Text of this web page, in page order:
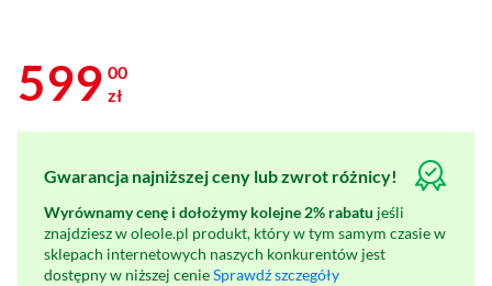
599 00
zł
Gwarancja najniższej ceny lub zwrot różnicy!
Wyrównamy cenę i dołożymy kolejne 2% rabatu jeśli
znajdziesz w oleole.pl produkt, który w tym samym czasie w
sklepach internetowych naszych konkurentów jest
dostępny w niższej cenieSprawdź szczegóły